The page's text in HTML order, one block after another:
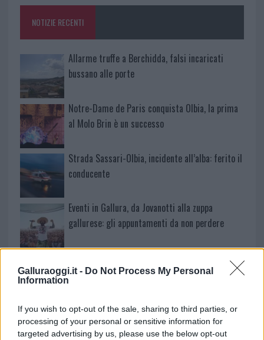
Galluraoggi.it - Do Not Process My Personal
Information
If you wish to opt-out of the sale, sharing to third parties, or
processing of your personal or sensitive information for
targeted advertising by us, please use the below opt-out
o
k
p
NOTIZIE RECENTI
Allarme truffe a Berchidda, falsi incaricati
bussano alle porte
Notre-Dame de Paris conquista Olbia, la prima
al Molo Brin è un successo
Strada Sassari-Olbia, incidente all’alba: ferito il
conducente
Eventi in Gallura, da Jovanotti alla zuppa
gallurese: gli appuntamenti da non perdere
sequestri a Olbia e Arzachena
È morto Francesco Guccini, il maestro che si
tenne lontano dalla Costa Smeralda